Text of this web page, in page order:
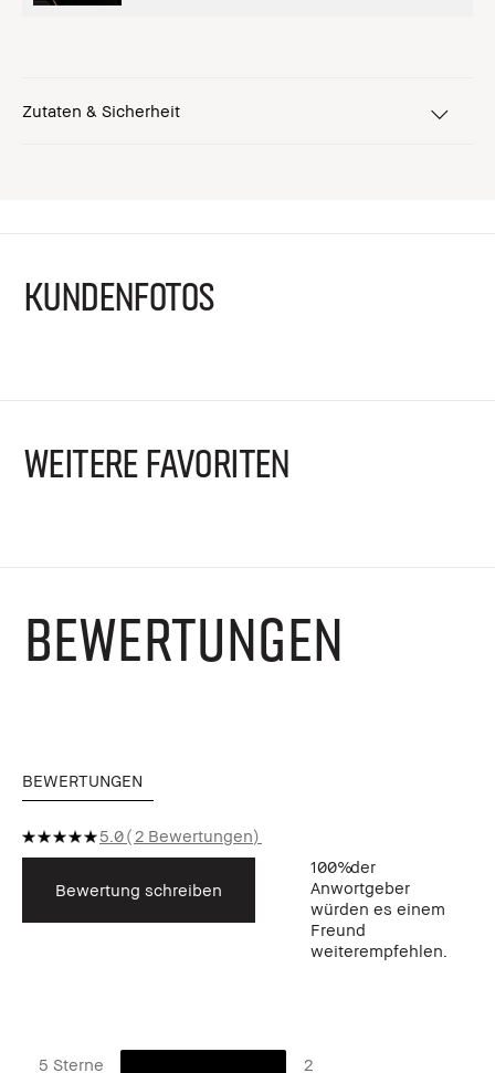
Zutaten & Sicherheit
KUNDENFOTOS
WEITERE FAVORITEN
BEWERTUNGEN
BEWERTUNGEN
5.0 2 Bewertungen
Bewertung schreiben
100%der
Anwortgeber
würden es einem
Freund
weiterempfehlen.
5 Sterne 2